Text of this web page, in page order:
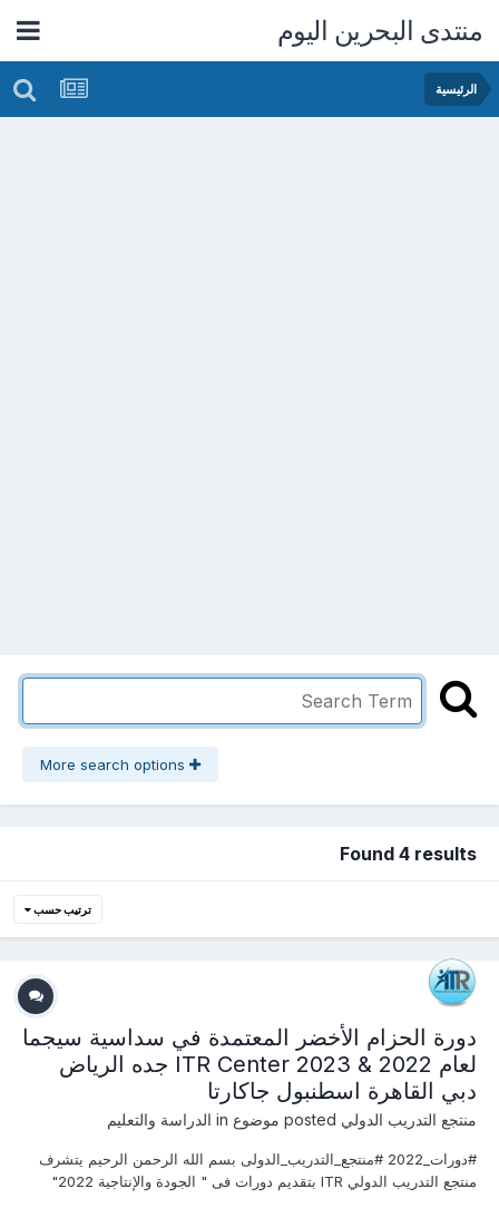
منتدى البحرين اليوم
الرئيسية
Found 4 results
ترتيب حسب
دورة الحزام الأخضر المعتمدة في سداسية سيجما
لعام 2022 & 2023 ITR Center جده الرياض
دبي القاهرة اسطنبول جاكارتا
منتجع التدريب الدولي الدراسة والتعليم
#دورات_2022 #منتجع_التدريب_الدولى بسم الله الرحمن الرحيم يتشرف
منتجع التدريب الدولي ITR بتقديم دورات فى " الجودة والإنتاجية 2022"